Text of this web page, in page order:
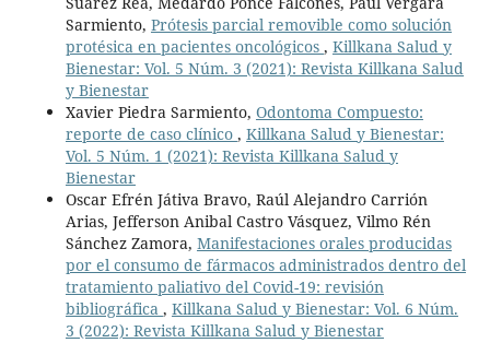
Sarmiento, Prótesis parcial removible como solución
protésica en pacientes oncológicos , Killkana Salud y
Bienestar: Vol. 5 Núm. 3 (2021): Revista Killkana Salud
y Bienestar
Xavier Piedra Sarmiento, Odontoma Compuesto:
reporte de caso clínico , Killkana Salud y Bienestar:
Vol. 5 Núm. 1 (2021): Revista Killkana Salud y
Bienestar
Oscar Efrén Játiva Bravo, Raúl Alejandro Carrión
Arias, Jefferson Anibal Castro Vásquez, Vilmo Rén
Sánchez Zamora, Manifestaciones orales producidas
por el consumo de fármacos administrados dentro del
tratamiento paliativo del Covid-19: revisión
bibliográfica , Killkana Salud y Bienestar: Vol. 6 Núm.
3 (2022): Revista Killkana Salud y Bienestar